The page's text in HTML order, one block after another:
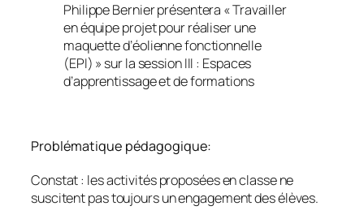
Philippe Bernier présentera « Travailler
en équipe projet pour réaliser une
maquette d’éolienne fonctionnelle
(EPI) » sur la session III : Espaces
d’apprentissage et de formations
Problématique pédagogique:
Constat : les activités proposées en classe ne
suscitent pas toujours un engagement des élèves.